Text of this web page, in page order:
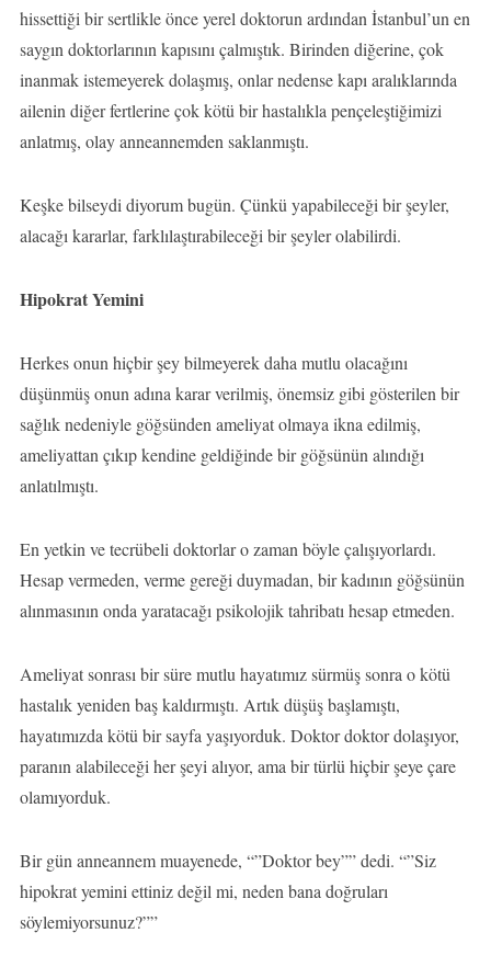
hissettiği bir sertlikle önce yerel doktorun ardından İstanbul’un en
saygın doktorlarının kapısını çalmıştık. Birinden diğerine, çok
inanmak istemeyerek dolaşmış, onlar nedense kapı aralıklarında
ailenin diğer fertlerine çok kötü bir hastalıkla pençeleştiğimizi
anlatmış, olay anneannemden saklanmıştı.
Keşke bilseydi diyorum bugün. Çünkü yapabileceği bir şeyler,
alacağı kararlar, farklılaştırabileceği bir şeyler olabilirdi.
Hipokrat Yemini
Herkes onun hiçbir şey bilmeyerek daha mutlu olacağını
düşünmüş onun adına karar verilmiş, önemsiz gibi gösterilen bir
sağlık nedeniyle göğsünden ameliyat olmaya ikna edilmiş,
ameliyattan çıkıp kendine geldiğinde bir göğsünün alındığı
anlatılmıştı.
En yetkin ve tecrübeli doktorlar o zaman böyle çalışıyorlardı.
Hesap vermeden, verme gereği duymadan, bir kadının göğsünün
alınmasının onda yaratacağı psikolojik tahribatı hesap etmeden.
Ameliyat sonrası bir süre mutlu hayatımız sürmüş sonra o kötü
hastalık yeniden baş kaldırmıştı. Artık düşüş başlamıştı,
hayatımızda kötü bir sayfa yaşıyorduk. Doktor doktor dolaşıyor,
paranın alabileceği her şeyi alıyor, ama bir türlü hiçbir şeye çare
olamıyorduk.
Bir gün anneannem muayenede, “”Doktor bey”” dedi. “”Siz
hipokrat yemini ettiniz değil mi, neden bana doğruları
söylemiyorsunuz?””